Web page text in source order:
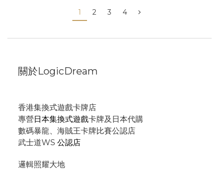
1 2 3 4
關於LogicDream
香港集換式遊戲卡牌店
專營日本集換式遊戲卡牌及日本代購
數碼暴龍、海賊王卡牌比賽公認店
武士道WS 公認店
邏輯照耀大地